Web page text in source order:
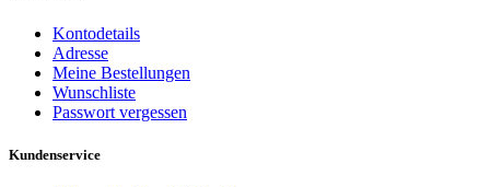
Kontodetails
Adresse
Meine Bestellungen
Wunschliste
Passwort vergessen
Kundenservice